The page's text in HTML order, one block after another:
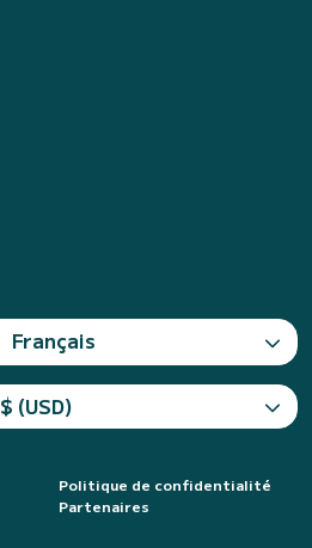
Français
$ (USD)
Politique de confidentialité
Partenaires